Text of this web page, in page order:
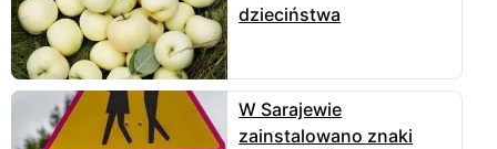
dzieciństwa
W Sarajewie
zainstalowano znaki